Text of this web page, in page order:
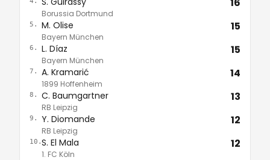
Borussia Dortmund
5. M. Olise
Bayern München
15
6. L. Díaz
Bayern München
15
7. A. Kramarić
1899 Hoffenheim
14
8. C. Baumgartner
RB Leipzig
13
9. Y. Diomande
RB Leipzig
12
10.S. El Mala
1. FC Köln
12